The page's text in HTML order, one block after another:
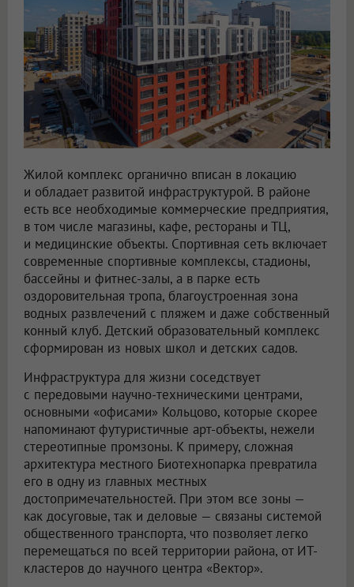
Жилой комплекс органично вписан в локацию
и обладает развитой инфраструктурой. В районе
есть все необходимые коммерческие предприятия,
в том числе магазины, кафе, рестораны и ТЦ,
и медицинские объекты. Спортивная сеть включает
современные спортивные комплексы, стадионы,
бассейны и фитнес-залы, а в парке есть
оздоровительная тропа, благоустроенная зона
водных развлечений с пляжем и даже собственный
конный клуб. Детский образовательный комплекс
сформирован из новых школ и детских садов.
Инфраструктура для жизни соседствует
с передовыми научно-техническими центрами,
основными «офисами» Кольцово, которые скорее
напоминают футуристичные арт-объекты, нежели
стереотипные промзоны. К примеру, сложная
архитектура местного Биотехнопарка превратила
его в одну из главных местных
достопримечательностей. При этом все зоны —
как досуговые, так и деловые — связаны системой
общественного транспорта, что позволяет легко
перемещаться по всей территории района, от ИТ-
кластеров до научного центра «Вектор».